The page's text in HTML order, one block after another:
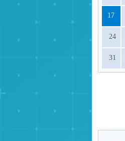
17
24
31